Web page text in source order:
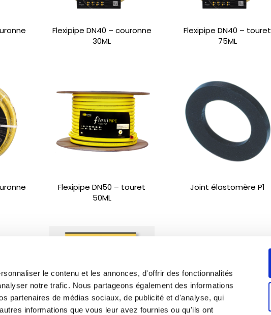
le contenu et les annonces, d'offrir des fonctionnalités
notre trafic. Nous partageons également des informations
partenaires de médias sociaux, de publicité et d'analyse, qui
informations que vous leur avez fournies ou qu'ils ont
Flexipipe DN40 – couronne
30ML
Flexipipe DN40 – touret
75ML
Flexipipe DN50 – touret
50ML
Joint élastomère P1